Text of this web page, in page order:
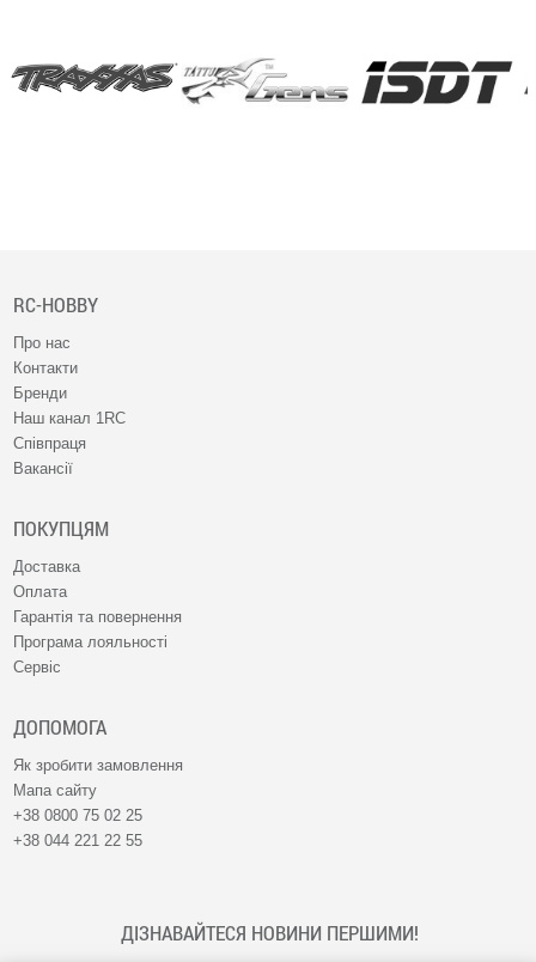
RC-HOBBY
Про нас
Контакти
Бренди
Наш канал 1RC
Співпраця
Вакансії
ПОКУПЦЯМ
Доставка
Оплата
Гарантія та повернення
Програма лояльності
Сервіс
ДОПОМОГА
Як зробити замовлення
Мапа сайту
+38 0800 75 02 25
+38 044 221 22 55
ДІЗНАВАЙТЕСЯ НОВИНИ ПЕРШИМИ!